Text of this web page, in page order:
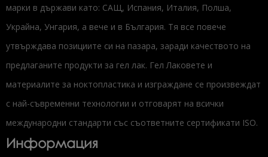
марки в държави като: САЩ, Испания, Италия, Полша,
Украйна, Унгария, а вече и в България. Тя все повече
утвърждава позициите си на пазара, заради качеството на
предлаганите продукти за гел лак. Гел Лаковете и
материалите за ноктопластика и изграждане се произвеждат
с най-съвременни технологии и отговарят на всички
международни стандарти със съответните сертификати ISO.
Информация